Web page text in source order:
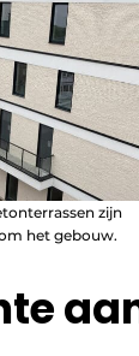
zijn
het gebouw.